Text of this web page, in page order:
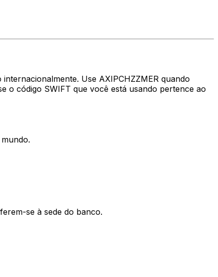
Use AXIPCHZZMER quando
o código SWIFT que você está usando pertence ao
se à sede do banco.